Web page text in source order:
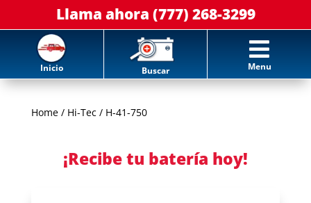
Llama ahora (777) 268-3299
Inicio Buscar

Menu
Home/ Hi-Tec/ H-41-750
¡Recibe tu batería hoy!